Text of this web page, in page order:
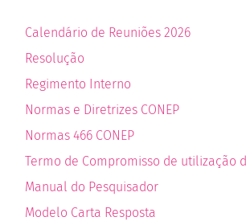
Calendário de Reuniões 2026
Resolução
Regimento Interno
Normas e Diretrizes CONEP
Normas 466 CONEP
Termo de Compromisso de utilização
Manual do Pesquisador
Modelo Carta Resposta